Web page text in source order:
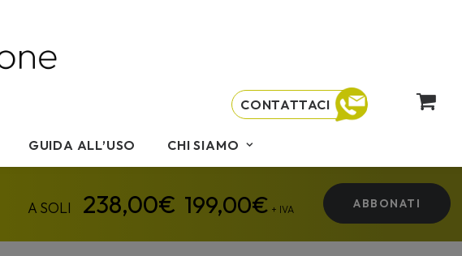
GUIDA ALL’USO CHI SIAMO
CONTATTACI
199,00€ + IVA ABBONATI